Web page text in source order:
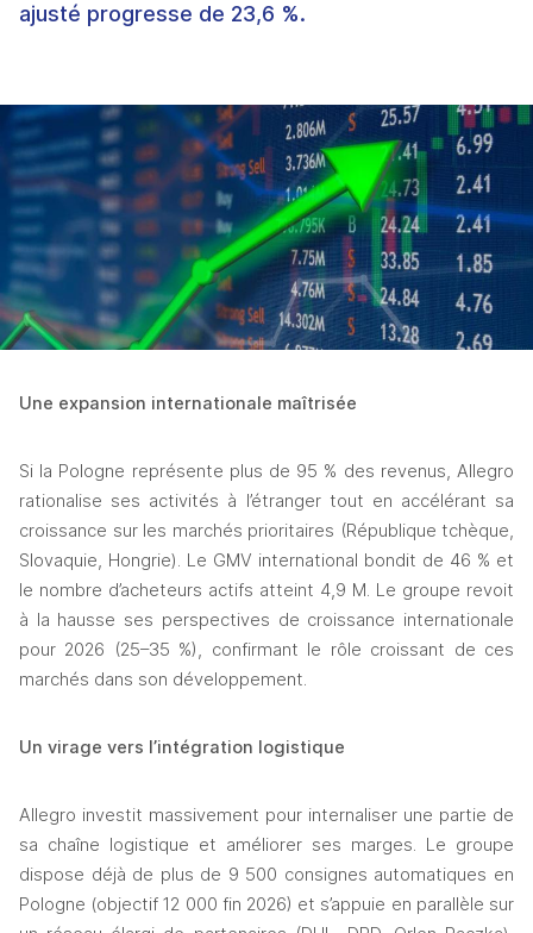
ajusté progresse de 23,6 %.
Une expansion internationale maîtrisée
Si la Pologne représente plus de 95 % des revenus, Allegro
rationalise ses activités à l’étranger tout en accélérant sa
croissance sur les marchés prioritaires (République tchèque,
Slovaquie, Hongrie). Le GMV international bondit de 46 % et
le nombre d’acheteurs actifs atteint 4,9 M. Le groupe revoit
à la hausse ses perspectives de croissance internationale
pour 2026 (25–35 %), confirmant le rôle croissant de ces
marchés dans son développement.
Un virage vers l’intégration logistique
Allegro investit massivement pour internaliser une partie de
sa chaîne logistique et améliorer ses marges. Le groupe
dispose déjà de plus de 9 500 consignes automatiques en
Pologne (objectif 12 000 fin 2026) et s’appuie en parallèle sur